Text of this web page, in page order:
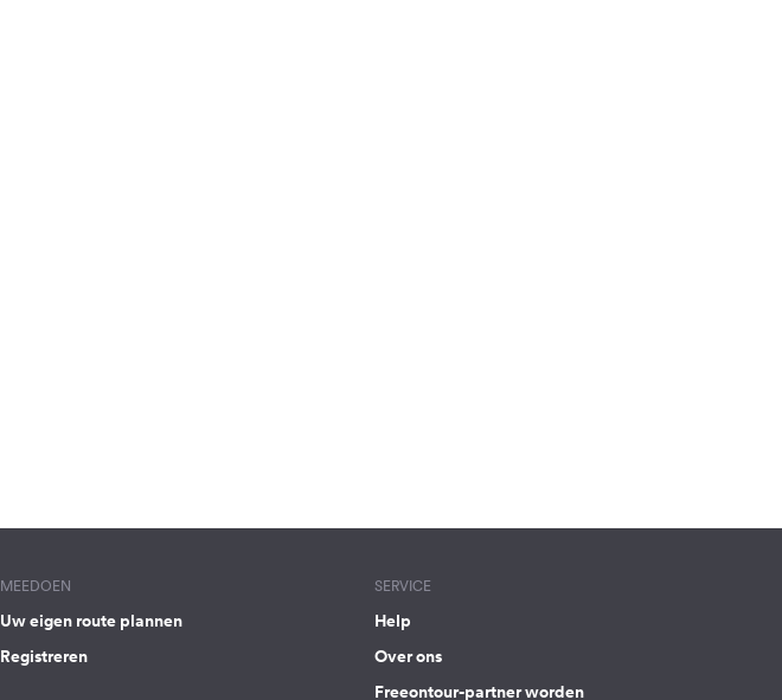
MEEDOEN
Uw eigen route plannen
Registreren
SERVICE
Help
Over ons
Freeontour-partner worden